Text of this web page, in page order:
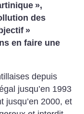
»,
des
»
en faire une
depuis
jusqu’en 1993
jusqu’en 2000, et